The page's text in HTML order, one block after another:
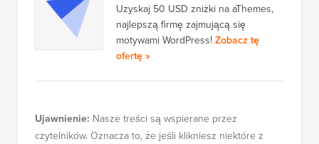
Uzyskaj 50 USD zniżki na aThemes,
najlepszą firmę zajmującą się
motywami WordPress! Zobacz tę
ofertę »
Ujawnienie: Nasze treści są wspierane przez
czytelników. Oznacza to, że jeśli klikniesz niektóre z